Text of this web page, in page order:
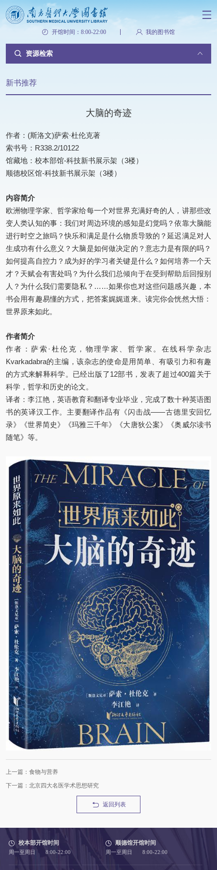
开馆时间：8:00-22:00 我的图书馆
资源检索
新书推荐
大脑的奇迹
作者：(斯洛文)萨索·杜伦克著
索书号：R338.2/10122
馆藏地：校本部馆-科技新书展示架（3楼）
顺德校区馆-科技新书展示架（3楼）
内容简介
欧洲物理学家、哲学家给每一个对世界充满好奇的人，讲那些改
变人类认知的事：我们对周边环境的感知是幻觉吗？依靠大脑能
进行时空之旅吗？快乐和满足是什么物质导致的？延迟满足对人
生成功有什么意义？大脑是如何做决定的？意志力是有限的吗？
如何提高自控力？成为好的学习者关键是什么？如何培养一个天
才？天赋会有害处吗？为什么我们总倾向于在受到帮助后回报别
人？为什么我们需要隐私？……如果你也对这些问题感兴趣，本
书会用有趣易懂的方式，把答案娓娓道来。读完你会恍然大悟：
世界原来如此。
作者简介
作者：萨索·杜伦克，物理学家、哲学家。在线科学杂志
Kvarkadabra的主编，该杂志的使命是用简单、有吸引力和有趣
的方式来解释科学。已经出版了12部书，发表了超过400篇关于
科学，哲学和历史的论文。
译者：李江艳，英语教育和翻译专业毕业，完成了数十种英语图
书的英译汉工作。主要翻译作品有《闪击战——古德里安回忆
录》《世界简史》《玛雅三千年》《大唐狄公案》《奥威尔读书
随笔》等。
上一篇：食物与营养
下一篇：北京四大名医学术思想研究
返回列表
校本部开馆时间
周一至周日 8:00-22:00
顺德馆开馆时间
周一至周日 8:00-22:00